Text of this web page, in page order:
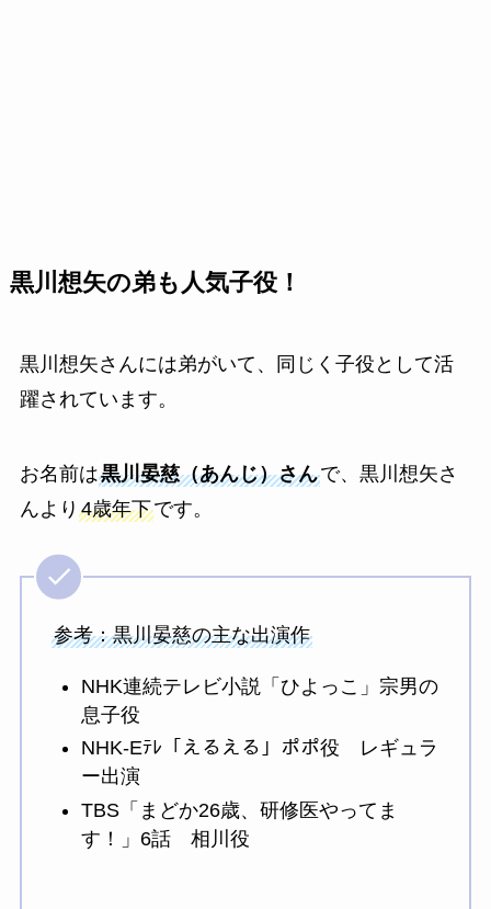
黒川想矢の弟も人気子役！
黒川想矢さんには弟がいて、同じく子役として活
躍されています。
お名前は黒川晏慈（あんじ）さんで、黒川想矢さ
んより 4歳年下です。
参考：黒川晏慈の主な出演作
NHK連続テレビ小説「ひよっこ」宗男の
息子役
NHK-Eﾃﾚ「えるえる」ポポ役 レギュラ
ー出演
TBS「まどか26歳、研修医やってま
す！」6話 相川役